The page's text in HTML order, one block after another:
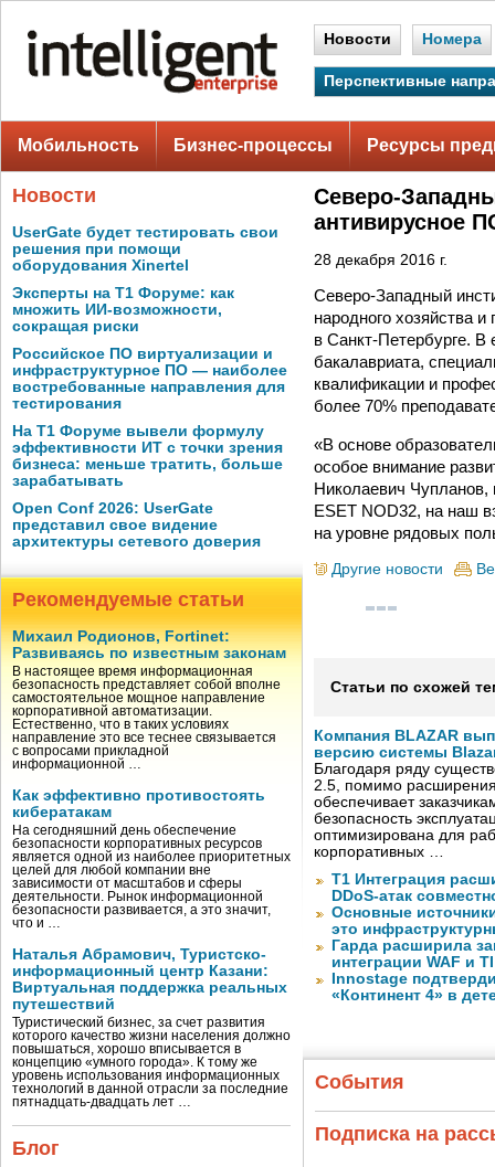
Новости Номера
Перспективные
Мобильность Бизнес-процессы Ресурсы
Новости
UserGate будет тестировать свои
решения при помощи
оборудования Xinertel
Эксперты на Т1 Форуме: как
множить ИИ-возможности,
сокращая риски
Российское ПО виртуализации и
инфраструктурное ПО — наиболее
востребованные направления для
тестирования
На Т1 Форуме вывели формулу
эффективности ИТ с точки зрения
бизнеса: меньше тратить, больше
зарабатывать
Open Conf 2026: UserGate
представил свое видение
архитектуры сетевого доверия
Рекомендуемые статьи
Михаил Родионов, Fortinet:
Развиваясь по известным законам
В настоящее время информационная
безопасность представляет собой вполне
самостоятельное мощное направление
корпоративной автоматизации.
Естественно, что в таких условиях
направление это все теснее связывается
с вопросами прикладной
информационной …
Как эффективно противостоять
кибератакам
На сегодняшний день обеспечение
безопасности корпоративных ресурсов
является одной из наиболее приоритетных
целей для любой компании вне
зависимости от масштабов и сферы
деятельности. Рынок информационной
безопасности развивается, а это значит,
что и …
Наталья Абрамович, Туристско-
информационный центр Казани:
Виртуальная поддержка реальных
путешествий
Туристический бизнес, за счет развития
которого качество жизни населения должно
повышаться, хорошо вписывается в
концепцию «умного города». К тому же
уровень использования информационных
технологий в данной отрасли за последние
пятнадцать-двадцать лет …
Блог
Северо-
антивирусное
28 декабря 2016 г.
Северо-Западный
народного хозяйства
в Санкт-Петербурге. В
бакалавриата,
квалификации и
более 70%
«В основе
особое внимание
Николаевич
ESET NOD32, на наш
на уровне рядовых
Другие новости
Статьи по схожей
Компания BLAZAR
версию системы
Благодаря ряду
2.5, помимо
обеспечивает
безопасность
оптимизирована для
корпоративных …
Т1 Интеграция
DDoS-атак
Основные
это
Гарда расширила
интеграции WAF и
Innostage
«Континент 4» в
События
Подписка на